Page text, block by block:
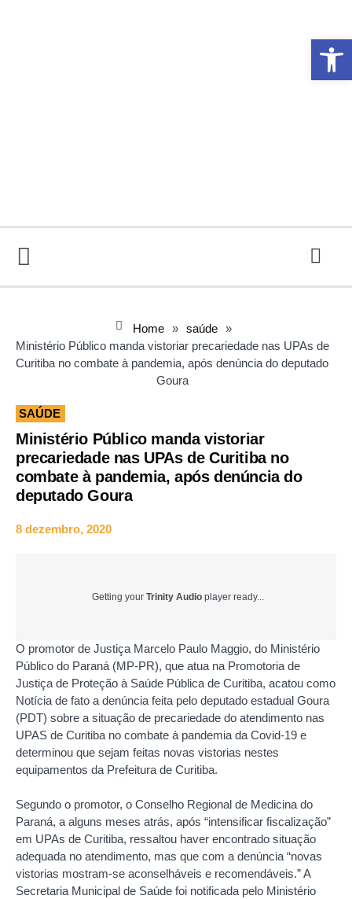
Abrir
Home » saúde
»
Ministério Público manda vistoriar precariedade nas UPAs de
Curitiba no combate à pandemia, após denúncia do deputado
Goura
SAÚDE
Ministério Público manda vistoriar
precariedade nas UPAs de Curitiba no
combate à pandemia, após denúncia do
deputado Goura
8 dezembro, 2020
Getting your Trinity Audio player ready...
O promotor de Justiça Marcelo Paulo Maggio, do Ministério
Público do Paraná (MP-PR), que atua na Promotoria de
Justiça de Proteção à Saúde Pública de Curitiba, acatou como
Notícia de fato a denúncia feita pelo deputado estadual Goura
(PDT) sobre a situação de precariedade do atendimento nas
UPAS de Curitiba no combate à pandemia da Covid-19 e
determinou que sejam feitas novas vistorias nestes
equipamentos da Prefeitura de Curitiba.
Segundo o promotor, o Conselho Regional de Medicina do
Paraná, a alguns meses atrás, após “intensificar fiscalização”
em UPAs de Curitiba, ressaltou haver encontrado situação
adequada no atendimento, mas que com a denúncia “novas
vistorias mostram-se aconselháveis e recomendáveis.” A
Secretaria Municipal de Saúde foi notificada pelo Ministério